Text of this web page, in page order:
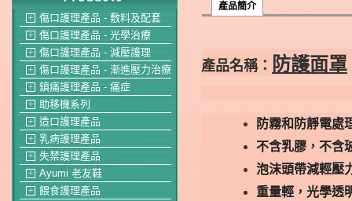
＋ 傷口護理產品 - 敷料及配套
＋ 傷口護理產品 - 光學治療
＋ 傷口護理產品 - 減壓護理
＋ 傷口護理產品 - 漸進壓力治療
＋ 鎮痛護理產品 - 痛症
＋ 助移機系列
＋ 造口護理產品
＋ 乳病護理產品
＋ 失禁護理產品
＋ Ayumi 老友鞋
＋ 餵食護理產品
產品簡介
產品名稱： 防護面罩
防霧和防靜電處
不含乳膠，不含
泡沫頭帶減輕壓
重量輕，光學透